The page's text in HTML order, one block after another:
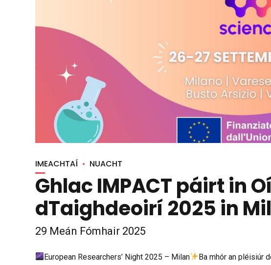
IMEACHTAÍ NUACHT
Ghlac IMPACT páirt in
dTaighdeoirí 2025 in
29 Meán Fómhair 2025
European Researchers’ Night 2025 – Milan
Ba mhór an pléisiúr